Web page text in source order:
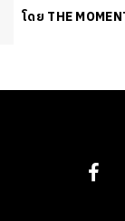
โดย THE